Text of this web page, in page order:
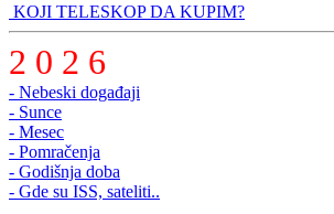
KOJI TELESKOP DA KUPIM?
2 0 2 6
- Nebeski događaji
- Sunce
- Mesec
- Pomračenja
- Godišnja doba
- Gde su ISS, sateliti..